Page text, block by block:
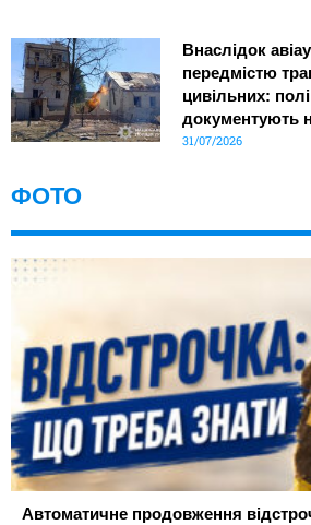
Внаслідок
передмістю
цивільних:
документують
31/07/2026
ФОТО
Автоматичне продовження